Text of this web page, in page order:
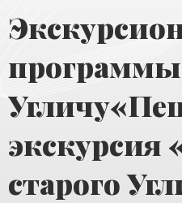
экскурсия
старого